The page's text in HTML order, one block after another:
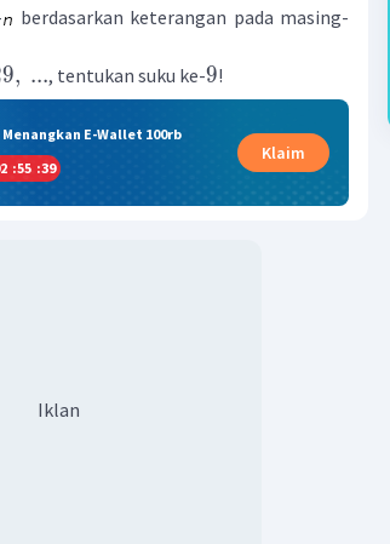
berdasarkan keterangan pada masing-
, ..., tentukan suku ke-9!
E-Wallet 100rb
:55 :38
Klaim
Iklan